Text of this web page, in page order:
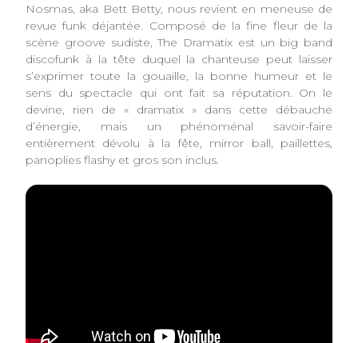
Nosmas, aka Bett Betty, nous revient en meneuse de
revue funk déjantée. Composé de la fine fleur de la
scène groove sudiste, The Dramatix est un big band
discofunk à la tête duquel la chanteuse peut laisser
s’exprimer toute la gouaille, la bonne humeur et le
sens du spectacle qui ont fait sa réputation. On le
devine, rien de « dramatix » dans cette débauche
d’énergie, mais un phénoménal savoir-faire
entièrement dévolu à la fête, mirror ball, paillettes,
panoplies flashy et gros son inclus.